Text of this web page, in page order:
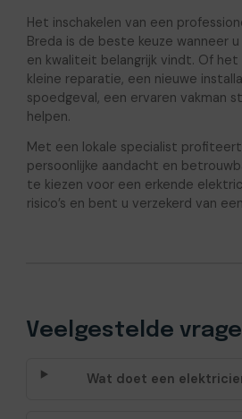
Het inschakelen van een
Breda is de beste keuze wanneer
en kwaliteit belangrijk vindt. Of het
kleine reparatie, een nieuwe
spoedgeval, een ervaren vakman
helpen.
Met een lokale specialist profiteert
persoonlijke aandacht en
te kiezen voor een erkende
risico’s en bent u verzekerd van
Veelgestelde
Wat doet een